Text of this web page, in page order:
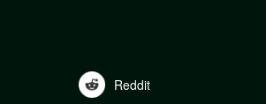
Reddit